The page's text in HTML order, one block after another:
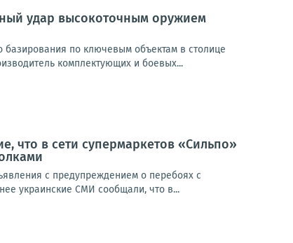
удар высокоточным оружием
по ключевым объектам в столице
комплектующих и боевых...
что в сети супермаркетов «Сильпо»
с предупреждением о перебоях с
украинские СМИ сообщали, что в...